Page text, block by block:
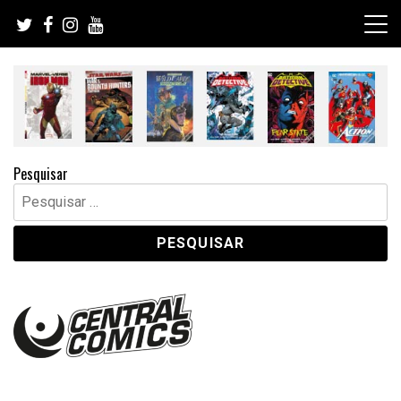
content
Pesquisar
Pesquisar
por: